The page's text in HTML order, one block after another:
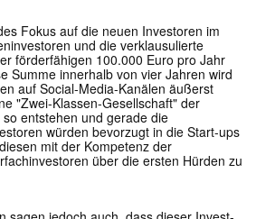
Fokus auf die neuen Investoren im
und die verklausulierte
förderfähigen 100.000 Euro pro Jahr
Summe innerhalb von vier Jahren wird
auf Social-Media-Kanälen äußerst
"Zwei-Klassen-Gesellschaft" der
entstehen und gerade die
würden bevorzugt in die Start-ups
mit der Kompetenz der
über die ersten Hürden zu